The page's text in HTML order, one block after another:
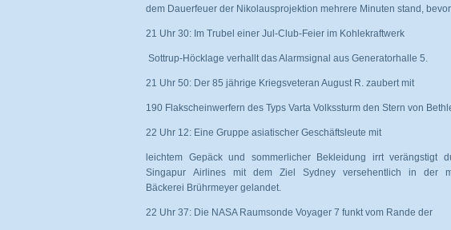
dem Dauerfeuer der Nikolausprojektion mehrere Minuten stand,
21 Uhr 30: Im Trubel einer Jul-Club-Feier im Kohlekraftwerk
Sottrup-Höcklage verhallt das Alarmsignal aus Generatorhalle 5.
21 Uhr 50: Der 85 jährige Kriegsveteran August R. zaubert mit
190 Flakscheinwerfern des Typs Varta Volkssturm den Stern von
22 Uhr 12: Eine Gruppe asiatischer Geschäftsleute mit
leichtem Gepäck und sommerlicher Bekleidung irrt
Singapur Airlines mit dem Ziel Sydney versehentlich in der
Bäckerei Brührmeyer gelandet.
22 Uhr 37: Die NASA Raumsonde Voyager 7 funkt vom Rande der